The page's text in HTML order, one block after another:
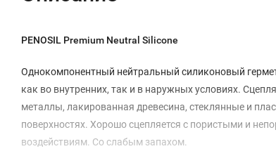
PENOSIL Premium Neutral Silicone
Однокомпонентный нейтральный силиконовый
как во внутренних, так и в наружных условиях.
металлы, лакированная древесина, стеклянные и
поверхностях. Хорошо сцепляется с пористыми и
воздействиям. Со слабым запахом.